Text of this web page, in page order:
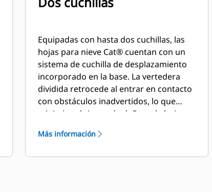
Equipadas con hasta dos cuchillas, las
hojas para nieve Cat® cuentan con un
sistema de cuchilla de desplazamiento
incorporado en la base. La vertedera
dividida retrocede al entrar en contacto
con obstáculos inadvertidos, lo que
minimiza el riesgo de daños a la hoja
Más información